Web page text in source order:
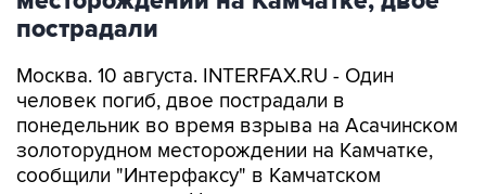
Москва. 10 августа. INTERFAX.RU - Один
понедельник во время взрыва на Асачинском
золоторудном месторождении на Камчатке,
сообщили "Интерфаксу" в Камчатском
территориальном Центре медицины
катастроф.